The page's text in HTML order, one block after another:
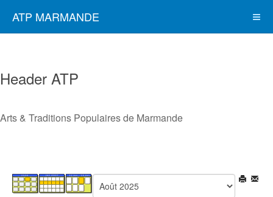
ATP MARMANDE
Header ATP
Arts & Traditions Populaires de Marmande